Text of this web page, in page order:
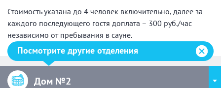
Стоимость указана до 4 человек включительно, далее за
каждого последующего гостя доплата – 300 руб./час
независимо от пребывания в сауне.
Посмотрите другие отделения
Дом №2